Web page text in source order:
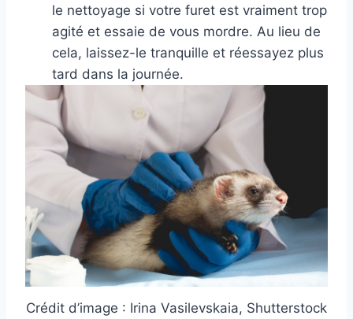
le nettoyage si votre furet est vraiment trop
agité et essaie de vous mordre. Au lieu de
cela, laissez-le tranquille et réessayez plus
tard dans la journée.
Crédit d’image : Irina Vasilevskaia, Shutterstock